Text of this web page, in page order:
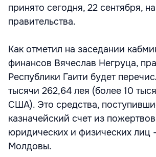
принято сегодня, 22 сентября,
правительства.
Как отметил на заседании
финансов Вячеслав Негруца,
Республики Гаити будет
тысячи 262,64 лея (более 10
США). Это средства,
казначейский счет из
юридических и физических лиц
Молдовы.